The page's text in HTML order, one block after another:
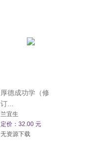
厚德成功学（修
订...
兰宜生
定价：32.00 元
无资源下载